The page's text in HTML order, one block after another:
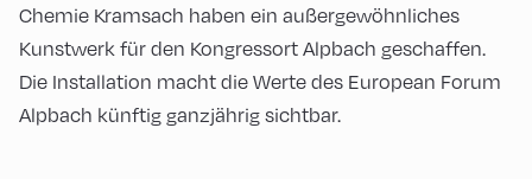
Chemie Kramsach haben ein außergewöhnliches
Kunstwerk für den Kongressort Alpbach geschaffen.
Die Installation macht die Werte des European Forum
Alpbach künftig ganzjährig sichtbar.